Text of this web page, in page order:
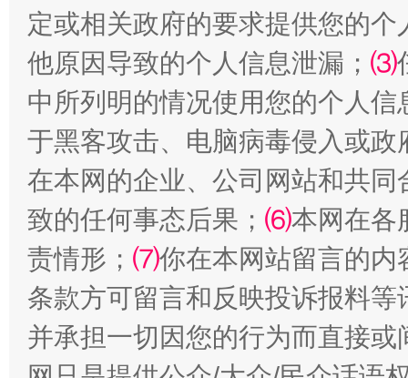
解纷+调解+退费，一次搞定
定或相关政府的要求提供您的个
他原因导致的个人信息泄漏； ⑶
中所列明的情况使用您的个人
于黑客攻击、电脑病毒侵入或
在本网的企业、公司网站和共
致的任何事态后果； ⑹本网在各
责情形； ⑺你在本网站留言的内
条款方可留言和反映投诉报料
并承担一切因您的行为而直接